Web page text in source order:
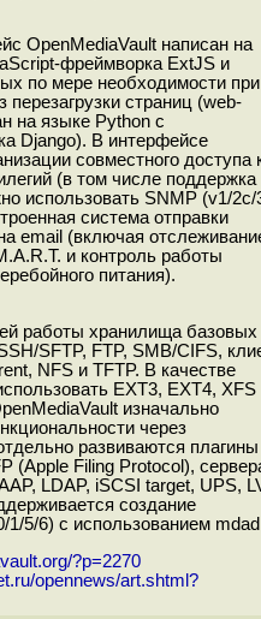
OpenMediaVault написан на
фреймворка ExtJS и
по мере необходимости при
страниц (web-
на языке Python с
Django). В интерфейсе
совместного доступа
(в том числе поддержка
использовать SNMP (v1/2c/
система отправки
email (включая
и контроль работы
питания).
работы хранилища базовых
SFTP, FTP, SMB/CIFS,
NFS и TFTP. В качестве
EXT3, EXT4, XFS
изначально
через
развиваются плагины
(Apple Filing Protocol),
LDAP, iSCSI target, UPS,
создание
5/6) с использованием
?p=2270
opennews/art.shtml?